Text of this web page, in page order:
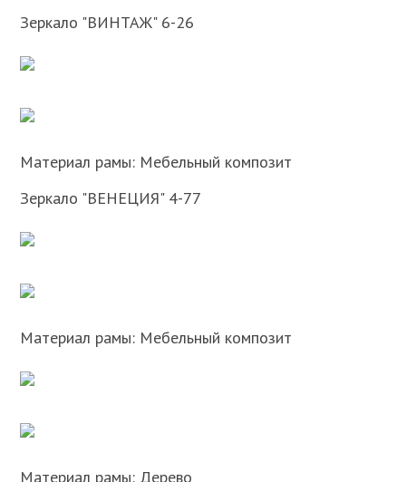
Зеркало "ВИНТАЖ" 6-26
Материал рамы: Мебельный композит
Зеркало "ВЕНЕЦИЯ" 4-77
Материал рамы: Мебельный композит
Материал рамы: Дерево